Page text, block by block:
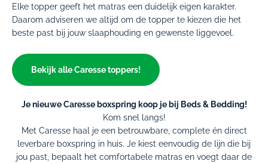
Elke topper geeft het matras een duidelijk eigen karakter.
Daarom adviseren we altijd om de topper te kiezen die het
beste past bij jouw slaaphouding en gewenste liggevoel.
Bekijk alle Caresse toppers!
Je nieuwe Caresse boxspring koop je bij Beds & Bedding!
Kom snel langs!
Met Caresse haal je een betrouwbare, complete én direct
leverbare boxspring in huis. Je kiest eenvoudig de lijn die bij
jou past, bepaalt het comfortabele matras en voegt daar de